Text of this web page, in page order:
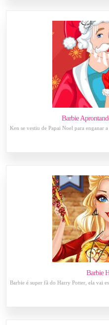
Barbie
Ken se vestiu de Papai Noel para enganar a
Barbie
Barbie é super fã do Harry Potter, ela vai